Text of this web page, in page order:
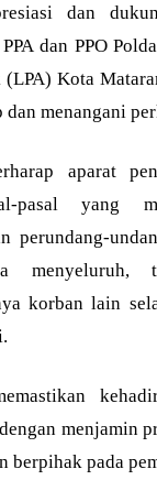
dan
dan PPO
Kota
menangani
aparat
pasal yang
perundang-
menyeluruh,
korban lain
menjamin
berpihak pada